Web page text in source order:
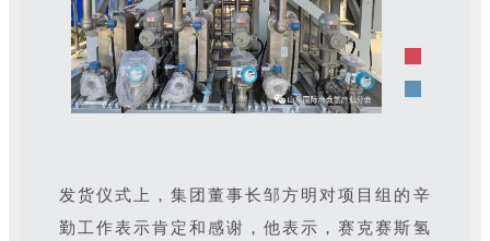
发货仪式上，集团董事长邹方明对项目组的辛
勤工作表示肯定和感谢，他表示，赛克赛斯氢